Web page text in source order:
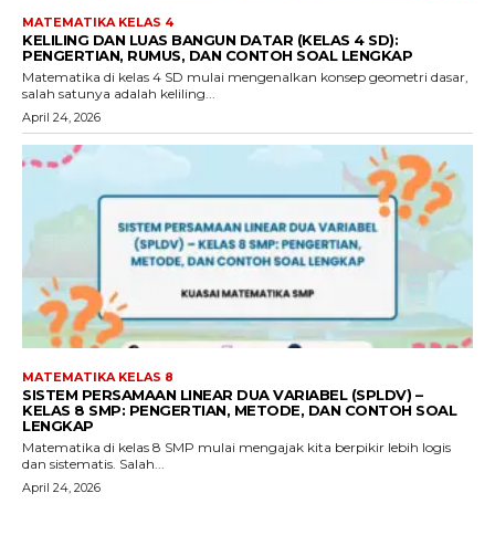
MATEMATIKA KELAS 4
KELILING DAN LUAS BANGUN DATAR (KELAS 4 SD):
PENGERTIAN, RUMUS, DAN CONTOH SOAL LENGKAP
Matematika di kelas 4 SD mulai mengenalkan konsep geometri dasar,
salah satunya adalah keliling...
April 24, 2026
MATEMATIKA KELAS 8
SISTEM PERSAMAAN LINEAR DUA VARIABEL (SPLDV) –
KELAS 8 SMP: PENGERTIAN, METODE, DAN CONTOH SOAL
LENGKAP
Matematika di kelas 8 SMP mulai mengajak kita berpikir lebih logis
dan sistematis. Salah...
April 24, 2026